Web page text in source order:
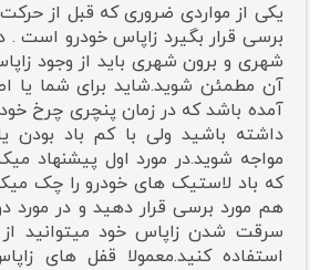
یکی از مواردی ضروری که قبل از حرکت
برسی قرار بگیرد زاپاس خودرو است
شهری و برون شهری باید از وجود
آن مطمئن شوید.شاید برای شما یا
آمده باشد که در زمان پنچری چرخ
داشته باشید ولی با کم باد بودن
مواجه شوید.در مورد اول پیشنهاد
که باد لاستیک های خودرو را چک
هم مورد برسی قرار دهید و در مورد
سرقت شدن زاپاس خود میتوانید
استفاده کنید.معمولا قفل های